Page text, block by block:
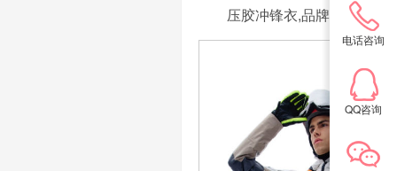
压胶冲锋衣,品牌冲锋衣定
电话咨询
QQ咨询